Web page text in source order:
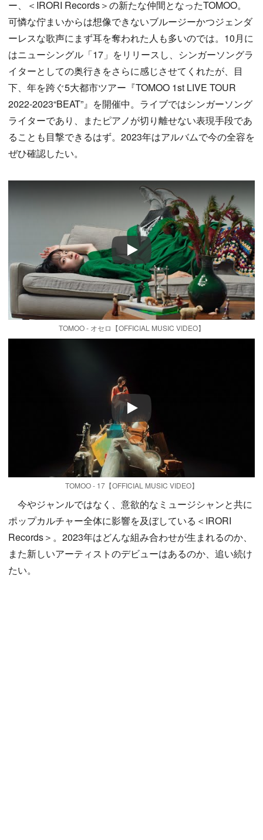
ー、＜IRORI Records＞の新たな仲間となったTOMOO。
可憐な佇まいからは想像できないブルージーかつジェンダ
ーレスな歌声にまず耳を奪われた人も多いのでは。10月に
はニューシングル「17」をリリースし、シンガーソングラ
イターとしての奥行きをさらに感じさせてくれたが、目
下、年を跨ぐ5大都市ツアー『TOMOO 1st LIVE TOUR
2022-2023“BEAT”』を開催中。ライブではシンガーソング
ライターであり、またピアノが切り離せない表現手段であ
ることも目撃できるはず。2023年はアルバムで今の全容を
ぜひ確認したい。
Play
TOMOO - オセロ【OFFICIAL MUSIC VIDEO】
Play
TOMOO - 17【OFFICIAL MUSIC VIDEO】
今やジャンルではなく、意欲的なミュージシャンと共に
ポップカルチャー全体に影響を及ぼしている＜IRORI
Records＞。2023年はどんな組み合わせが生まれるのか、
また新しいアーティストのデビューはあるのか、追い続け
たい。